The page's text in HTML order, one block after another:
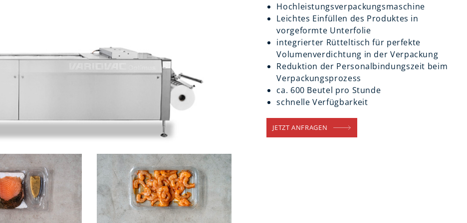
Hochleistungsverpackungsmaschine
Leichtes Einfüllen des Produktes in
vorgeformte Unterfolie
integrierter Rütteltisch für perfekte
Volumenverdichtung in der Verpackung
Reduktion der Personalbindungszeit beim
Verpackungsprozess
ca. 600 Beutel pro Stunde
schnelle Verfügbarkeit
JETZT ANFRAGEN